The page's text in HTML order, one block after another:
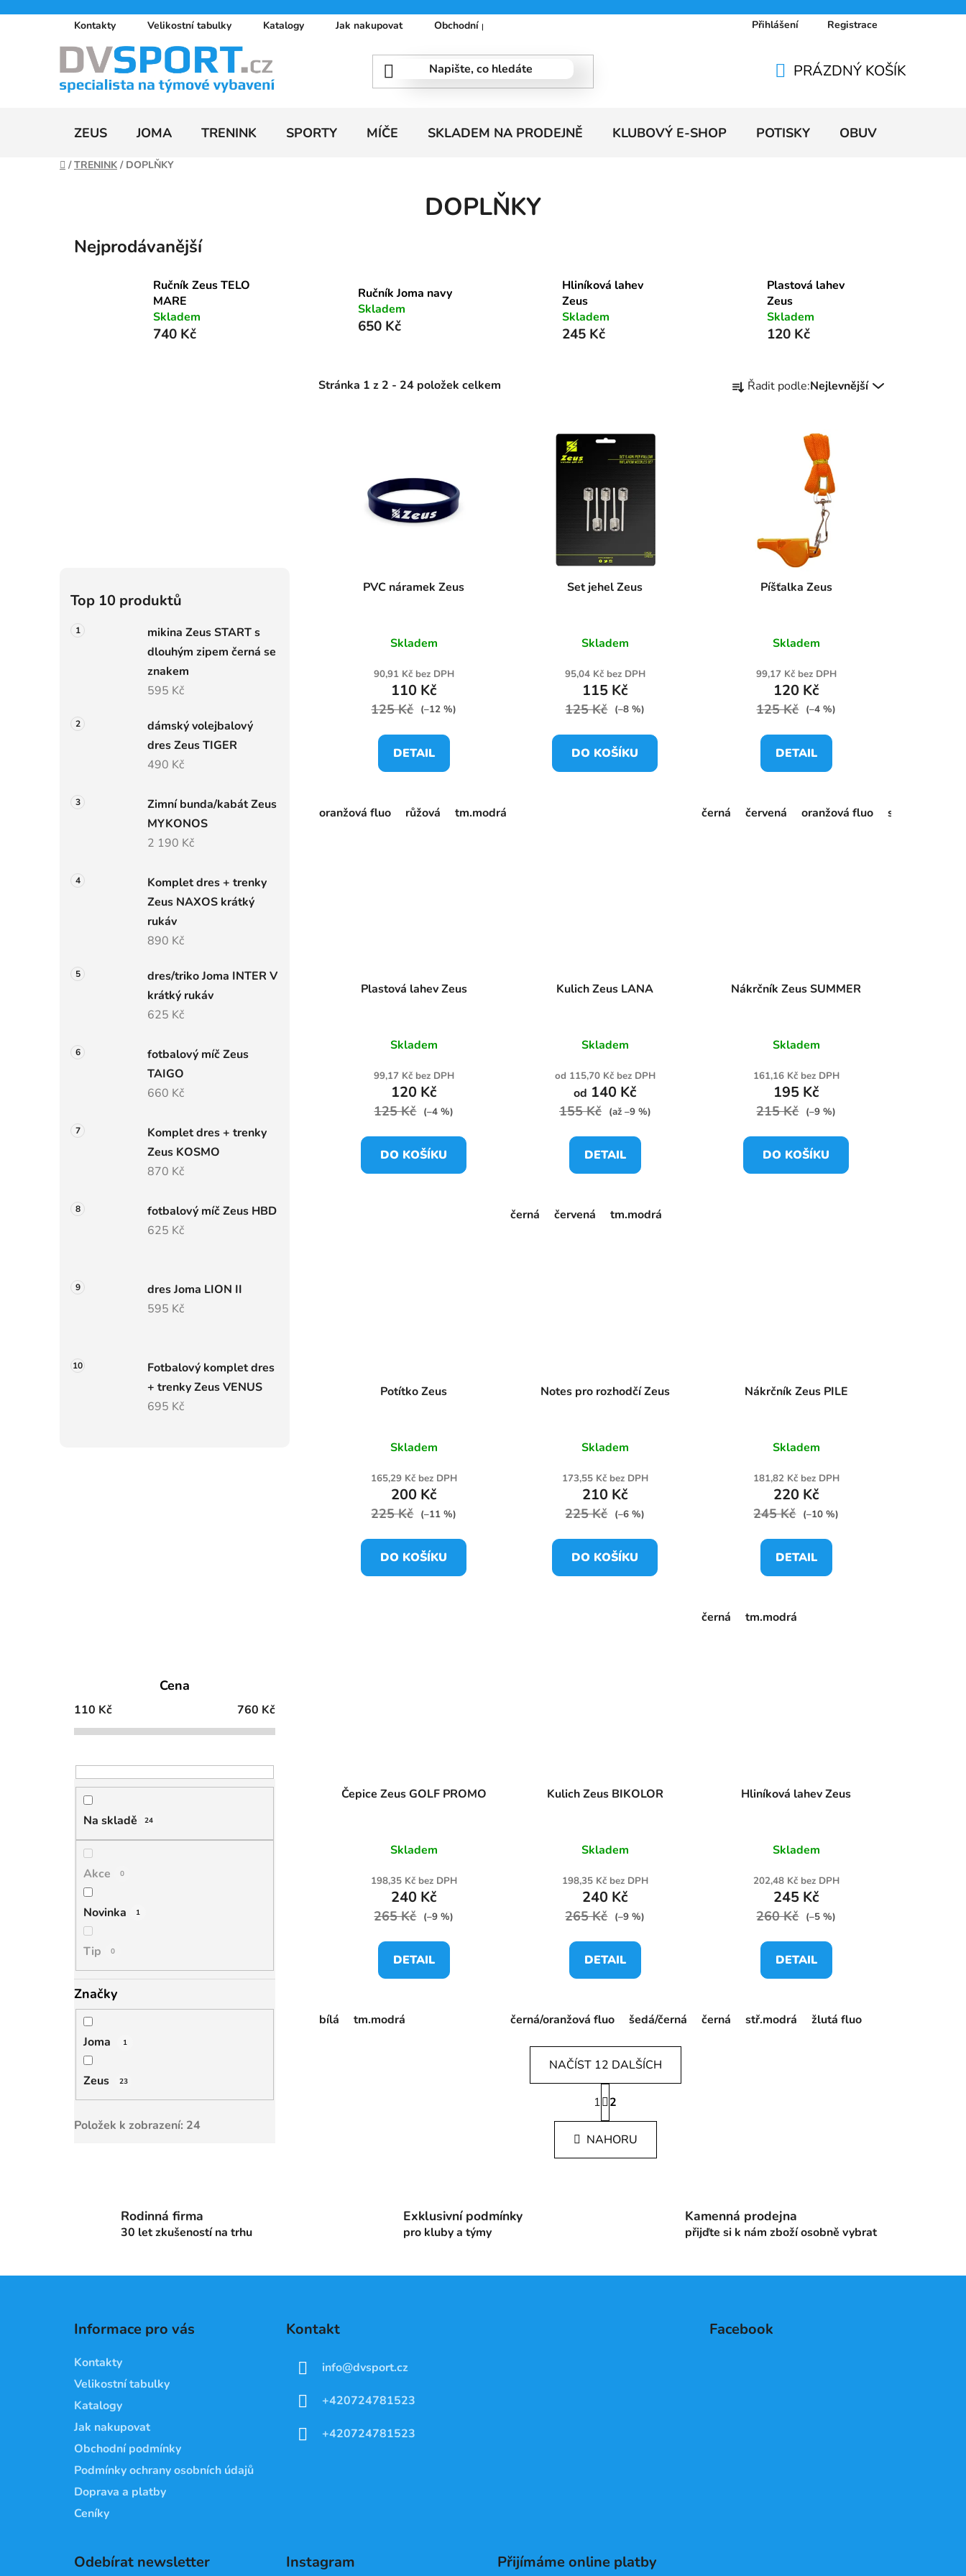
Kontakty Velikostní tabulky Katalogy Jak nakupovat Obchodní podmínky Doprava a platby Ceníky
Přihlášení Registrace
KOŠÍK
PRÁZDNÝ KOŠÍK
ZEUS JOMA TRENINK SPORTY MÍČE SKLADEM NA PRODEJNĚ KLUBOVÝ E-SHOP POTISKY OBUV
Domů
/ TRENINK / DOPLŇKY
DOPLŇKY
Nejprodávanější
Ručník Zeus TELO
MARE
Skladem
740 Kč
Ručník Joma navy
Skladem
650 Kč
Hliníková lahev
Zeus
Skladem
245 Kč
Plastová lahev
Zeus
Skladem
120 Kč
Top 10 produktů
mikina Zeus START s
dlouhým zipem černá se
znakem
595 Kč
dámský volejbalový
dres Zeus TIGER
490 Kč
Zimní bunda/kabát Zeus
MYKONOS
2 190 Kč
Komplet dres + trenky
Zeus NAXOS krátký
rukáv
890 Kč
dres/triko Joma INTER V
krátký rukáv
625 Kč
fotbalový míč Zeus
TAIGO
660 Kč
Komplet dres + trenky
Zeus KOSMO
870 Kč
fotbalový míč Zeus HBD
625 Kč
dres Joma LION II
595 Kč
Fotbalový komplet dres
+ trenky Zeus VENUS
695 Kč
Cena
110 Kč 760 Kč
Na skladě 24
Akce 0
Novinka 1
Tip 0
Značky
Joma 1
Zeus 23
Položek k zobrazení: 24
Stránka 1 z 2 - 24 položek celkem
a Řadit podle:Nejlevnější
PVC náramek Zeus
Skladem
90,91 Kč bez DPH
110 Kč
125 Kč (–12 %)
DETAIL
oranžová fluo růžová tm.modrá
Set jehel Zeus
Skladem
95,04 Kč bez DPH
115 Kč
125 Kč (–8 %)
DO KOŠÍKU
Píšťalka Zeus
Skladem
99,17 Kč bez DPH
120 Kč
125 Kč (–4 %)
DETAIL
černá červená oranžová fluo stř.modrá
Plastová lahev Zeus
Skladem
99,17 Kč bez DPH
120 Kč
125 Kč (–4 %)
DO KOŠÍKU
Kulich Zeus LANA
Skladem
od 115,70 Kč bez DPH
od 140 Kč
155 Kč (až –9 %)
DETAIL
černá červená tm.modrá
Nákrčník Zeus SUMMER
Skladem
161,16 Kč bez DPH
195 Kč
215 Kč (–9 %)
DO KOŠÍKU
Potítko Zeus
Skladem
165,29 Kč bez DPH
200 Kč
225 Kč (–11 %)
DO KOŠÍKU
Notes pro rozhodčí Zeus
Skladem
173,55 Kč bez DPH
210 Kč
225 Kč (–6 %)
DO KOŠÍKU
Nákrčník Zeus PILE
Skladem
181,82 Kč bez DPH
220 Kč
245 Kč (–10 %)
DETAIL
černá tm.modrá
Čepice Zeus GOLF PROMO
Skladem
198,35 Kč bez DPH
240 Kč
265 Kč (–9 %)
DETAIL
bílá tm.modrá
Kulich Zeus BIKOLOR
Skladem
198,35 Kč bez DPH
240 Kč
265 Kč (–9 %)
DETAIL
černá/oranžová fluo šedá/černá tm.modrá/žlutá fluo žlutá/tm.modrá
Hliníková lahev Zeus
Skladem
202,48 Kč bez DPH
245 Kč
260 Kč (–5 %)
DETAIL
černá stř.modrá žlutá fluo
O
v
l
á
NAČÍST 12 DALŠÍCH
S
t
r
á
n
k
1 2
NAHORU
Rodinná firma
30 let zkušeností na trhu
Exklusivní podmínky
pro kluby a týmy
Kamenná prodejna
přijďte si k nám zboží osobně vybrat
Informace pro vás
Kontakty
Velikostní tabulky
Katalogy
Jak nakupovat
Obchodní podmínky
Podmínky ochrany osobních údajů
Doprava a platby
Ceníky
Kontakt
info@dvsport.cz
+420724781523
+420724781523
Facebook
Odebírat newsletter Instagram Přijímáme online platby